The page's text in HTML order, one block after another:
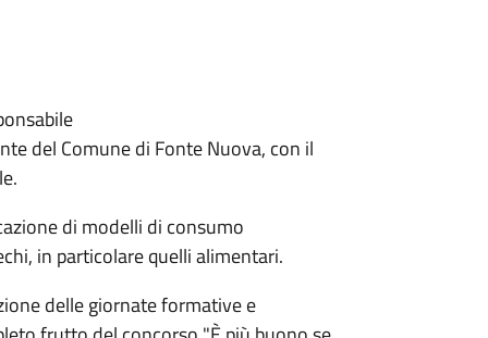
del Comune di Fonte Nuova, con il
di modelli di consumo
in particolare quelli alimentari.
delle giornate formative e